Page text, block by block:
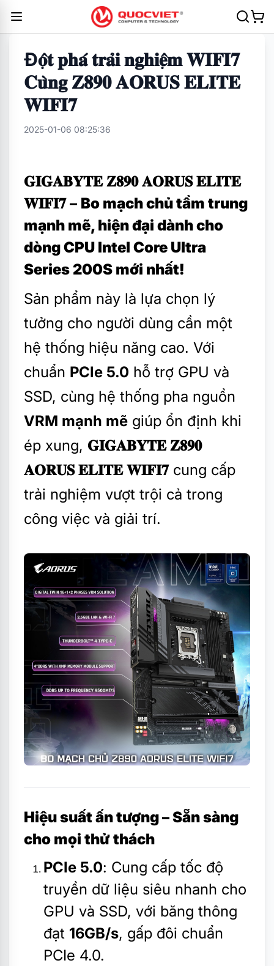
Đ𝐨̣̂𝐭 𝐩𝐡𝐚́ 𝐭𝐫𝐚̉𝐢 𝐧𝐠𝐡𝐢𝐞̣̂𝐦 𝐖𝐈𝐅𝐈𝟕
𝐂𝐮̀𝐧𝐠 𝐙𝟖𝟗𝟎 𝐀𝐎𝐑𝐔𝐒 𝐄𝐋𝐈𝐓𝐄
𝐖𝐈𝐅𝐈𝟕
2025-01-06 08:25:36
𝐆𝐈𝐆𝐀𝐁𝐘𝐓𝐄 𝐙𝟖𝟗𝟎 𝐀𝐎𝐑𝐔𝐒 𝐄𝐋𝐈𝐓𝐄
𝐖𝐈𝐅𝐈𝟕 – Bo mạch chủ tầm trung
mạnh mẽ, hiện đại dành cho
dòng CPU Intel Core Ultra
Series 200S mới nhất!
Sản phẩm này là lựa chọn lý
tưởng cho người dùng cần một
hệ thống hiệu năng cao. Với
chuẩn PCIe 5.0 hỗ trợ GPU và
SSD, cùng hệ thống pha nguồn
VRM mạnh mẽ giúp ổn định khi
ép xung, 𝐆𝐈𝐆𝐀𝐁𝐘𝐓𝐄 𝐙𝟖𝟗𝟎
𝐀𝐎𝐑𝐔𝐒 𝐄𝐋𝐈𝐓𝐄 𝐖𝐈𝐅𝐈𝟕cung cấp
trải nghiệm vượt trội cả trong
công việc và giải trí.
Hiệu suất ấn tượng – Sẵn sàng
cho mọi thử thách
PCIe 5.0: Cung cấp tốc độ
truyền dữ liệu siêu nhanh cho
GPU và SSD, với băng thông
đạt 16GB/s, gấp đôi chuẩn
PCIe 4.0.